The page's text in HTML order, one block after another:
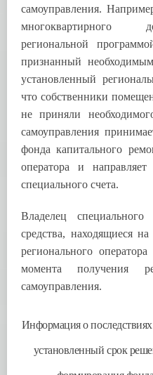
самоуправления.
многоквартирного
региональной
признанный
установленный
что собственники
не приняли
самоуправления
фонда капитального
оператора и
специального счета.
Владелец специального
средства, находящиеся
регионального
момента получения
самоуправления.
Информация о
установленный срок